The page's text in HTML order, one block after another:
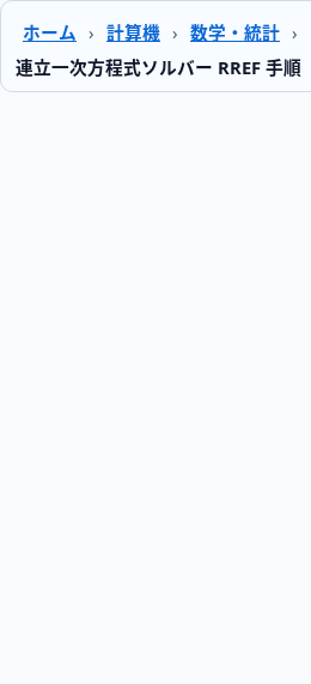
ホーム › 計算機 › 数学・統計 ›
連立一次方程式ソルバー RREF 手順